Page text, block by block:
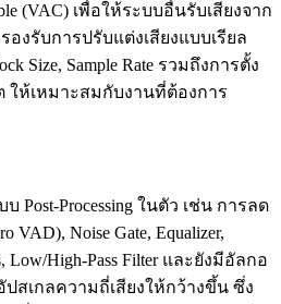
(VAC) เพื่อให้ระบบอื่นรับเสียงจาก
องรับการปรับแต่งเสียงแบบเรียล
Size, Sample Rate รวมถึงการตั้ง
ห้เหมาะสมกับงานที่ต้องการ
Post‑Processing ในตัว เช่น การลด
VAD), Noise Gate, Equalizer,
Low/High‑Pass Filter และยังมีอัลกอ
สเกลความถี่เสียงให้กว้างขึ้น ซึ่ง